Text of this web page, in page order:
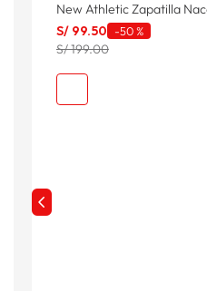
New Athletic Zapatilla
S/ 99.50 -50 %
S/ 199.00